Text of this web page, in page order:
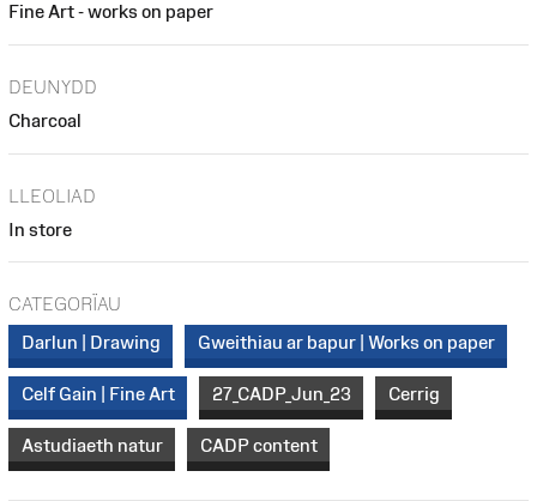
Fine Art - works on paper
DEUNYDD
Charcoal
LLEOLIAD
In store
CATEGORÏAU
Darlun | Drawing
Gweithiau ar bapur | Works on paper
Celf Gain | Fine Art 27_CADP_Jun_23 Cerrig
Astudiaeth natur CADP content